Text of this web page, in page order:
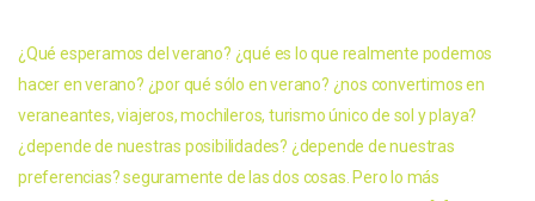
¿Qué esperamos del verano? ¿qué es lo que realmente podemos
hacer en verano? ¿por qué sólo en verano? ¿nos convertimos en
veraneantes, viajeros, mochileros, turismo único de sol y playa?
¿depende de nuestras posibilidades? ¿depende de nuestras
preferencias? seguramente de las dos cosas. Pero lo más